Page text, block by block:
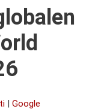
| Google